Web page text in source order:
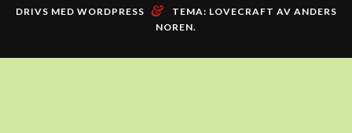
DRIVS MED WORDPRESS & TEMA: LOVECRAFT AV ANDERS
NOREN.